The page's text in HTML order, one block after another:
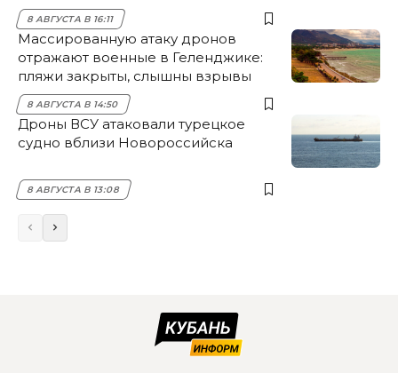
8 АВГУСТА В 16:11
Массированную атаку дронов
отражают военные в Геленджике:
пляжи закрыты, слышны взрывы
8 АВГУСТА В 14:50
Дроны ВСУ атаковали турецкое
судно вблизи Новороссийска
8 АВГУСТА В 13:08